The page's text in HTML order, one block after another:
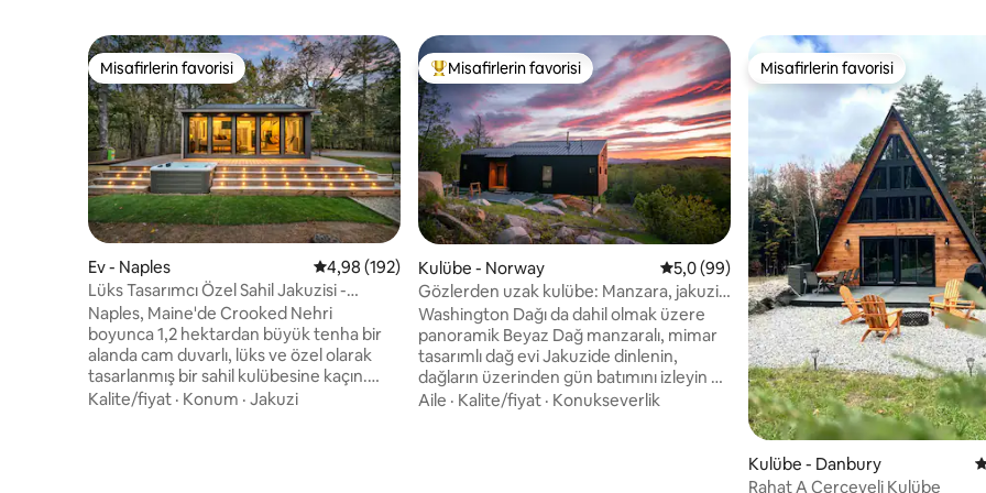
Misafirlerin favorisi
Misafirlerin favorisi
Ev - Naples 5 üzerinden ortalama 4,98 puan, 192 değerlendirme
4,98 (192)
Lüks Tasarımcı Özel Sahil Jakuzisi -
Gözlerden Uzak
Naples, Maine'de Crooked Nehri
boyunca 1,2 hektardan büyük tenha bir
alanda cam duvarlı, lüks ve özel olarak
tasarlanmış bir sahil kulübesine kaçın.
Nehir etrafınızı sararak tam bir
Kalite/fiyat · Konum · Jakuzi
Misafirlerin favorilerinden en beğenilenler arasında
Misafirlerin favorisi
Kulübe - Norway 5 üzerinden ortalama 5,0 puan, 99
5,0 (99)
Gözlerden uzak kulübe: Manzara, jakuzi,
göle 10 dakika yürüme mesafesinde
Washington Dağı da dahil olmak üzere
panoramik Beyaz Dağ manzaralı, mimar
tasarımlı dağ evi Jakuzide dinlenin,
dağların üzerinden gün batımını izleyin ve
göllere, yürüyüş parkurlarına ve kayak
Aile · Kalite/fiyat · Konukseverlik
Misafirlerin favorisi
Misafirlerin favorisi
Kulübe - Danbury
Rahat A Çerçeveli Kulübe